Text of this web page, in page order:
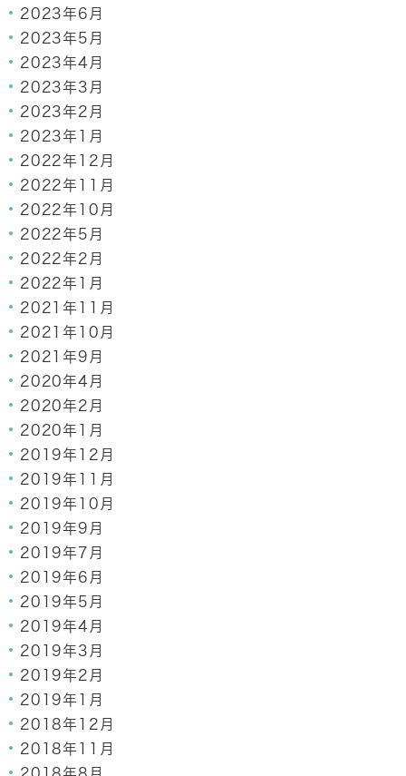
2023年6月
2023年5月
2023年4月
2023年3月
2023年2月
2023年1月
2022年12月
2022年11月
2022年10月
2022年5月
2022年2月
2022年1月
2021年11月
2021年10月
2021年9月
2020年4月
2020年2月
2020年1月
2019年12月
2019年11月
2019年10月
2019年9月
2019年7月
2019年6月
2019年5月
2019年4月
2019年3月
2019年2月
2019年1月
2018年12月
2018年11月